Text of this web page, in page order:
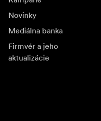
Novinky
Mediálna banka
Firmvér a jeho
aktualizácie